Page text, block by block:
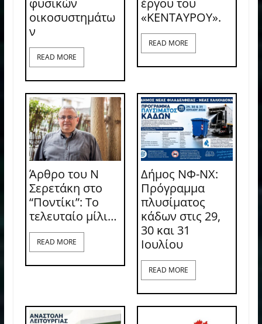
οικοσυστημάτω
ν
READ MORE
«ΚΕΝΤΑΥΡΟΥ».
READ MORE
Άρθρο του Ν
Σερετάκη στο
“Ποντίκι”: Το
τελευταίο μίλι…
READ MORE
Δήμος ΝΦ-ΝΧ:
Πρόγραμμα
πλυσίματος
κάδων στις 29,
30 και 31
Ιουλίου
READ MORE